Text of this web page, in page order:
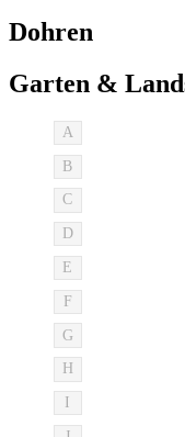
Dohren
Garten &
A
B
C
D
E
F
G
H
I